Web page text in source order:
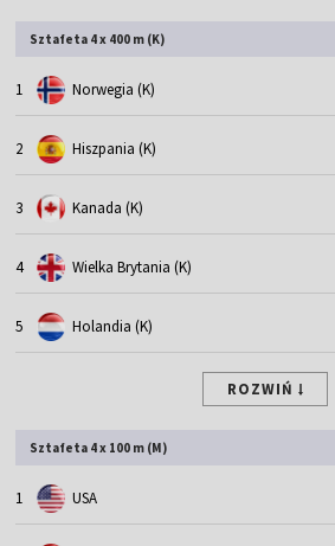
Sztafeta 4 x 400 m (K)
1 Norwegia (K)
2 Hiszpania (K)
3 Kanada (K)
4 Wielka Brytania (K)
5 Holandia (K)
ROZWIŃ
Sztafeta 4 x 100 m (M)
1 USA